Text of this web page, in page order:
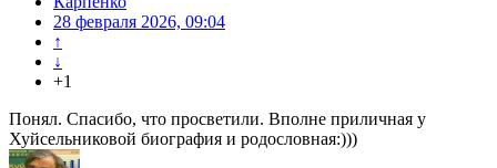
28 февраля 2026, 09:04
↑
↓
+1
Понял. Спасибо, что просветили. Вполне приличная у
Хуйсельниковой биография и родословная:)))